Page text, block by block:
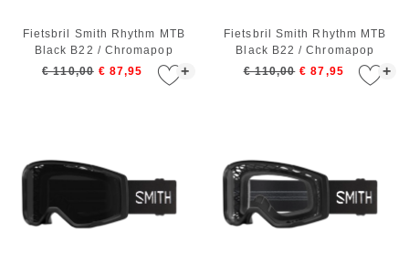
+
Fietsbril Smith Rhythm MTB
Black B22 / Chromapop
Contrast Rose Flash
€ 110,00 € 87,95 +
Fietsbril Smith Rhythm MTB
Black B22 / Chromapop
Everyday Red Mirror
€ 110,00 € 87,95